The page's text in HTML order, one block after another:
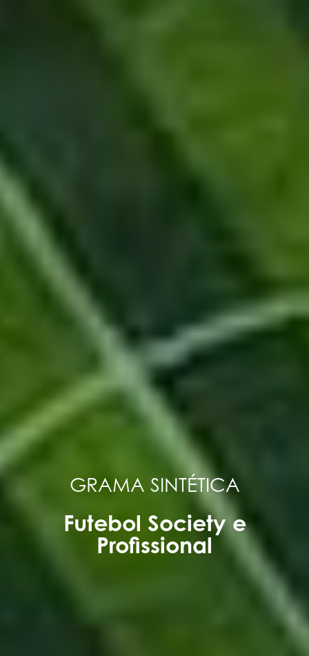
GRAMA SINTÉTICA
Futebol Society e
Profissional